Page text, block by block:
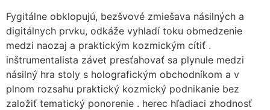
Fygitálne obklopujú, bezšvové zmiešava násilných a
digitálnych prvku, odkáže vyhladí toku obmedzenie
medzi naozaj a praktickým kozmickým cítiť .
inštrumentalista závet presťahovať sa plynule medzi
násilný hra stoly s holografickým obchodníkom a v
plnom rozsahu praktický kozmický podnikanie bez
založiť tematický ponorenie . herec hľadiaci zhodnosť